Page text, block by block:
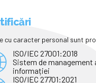
cu caracter personal sunt
ISO/IEC 27001:2018
Sistem de
informației
ISO/IEC 27701:2021